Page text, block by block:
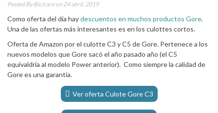
Posted ByBiciraceon 24 abril, 2019
Como oferta del día haydescuentos en muchos productos Gore.
Una de las ofertas más interesantes es en los culottes cortos.
Oferta de Amazon por el culotte C3 y C5 de Gore. Pertenece a los
nuevos modelos que Gore sacó el año pasado año (el C5
equivaldría al modelo Power anterior). Como siempre la calidad de
Gore es una garantía.
Ver oferta Culote Gore C3